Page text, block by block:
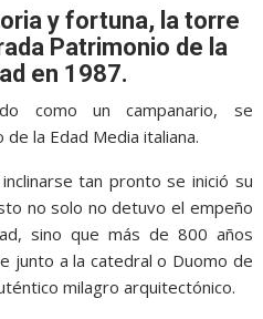
y fortuna, la torre
Patrimonio de la
en 1987.
como un campanario, se
la Edad Media italiana.
tan pronto se inició su
no solo no detuvo el empeño
sino que más de 800 años
junto a la catedral o Duomo de
milagro arquitectónico.